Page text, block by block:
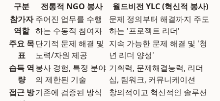
구분
전통적 NGO 봉사
월드비전 YLC (혁신적 봉사)
참가자
역할
주어진 업무를 수행
하는 수동적 참여자
문제 정의부터 해결까지 주도
하는 '프로젝트 리더'
주요 목
표
단기적 문제 해결 및
노력/자원 제공
지속 가능한 문제 해결 및 '청
년 리더 양성'
습득 역
량
봉사 경험, 특정 분야
의 제한된 기술
기획력, 문제해결능력, 리더
십, 팀워크, 커뮤니케이션
접근 방기존에 검증된 방식
창의적이고 혁신적인 솔루션